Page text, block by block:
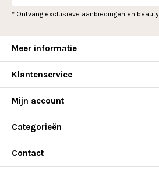
* Ontvang exclusieve aanbiedingen en
Meer informatie
Klantenservice
Mijn account
Categorieën
Contact